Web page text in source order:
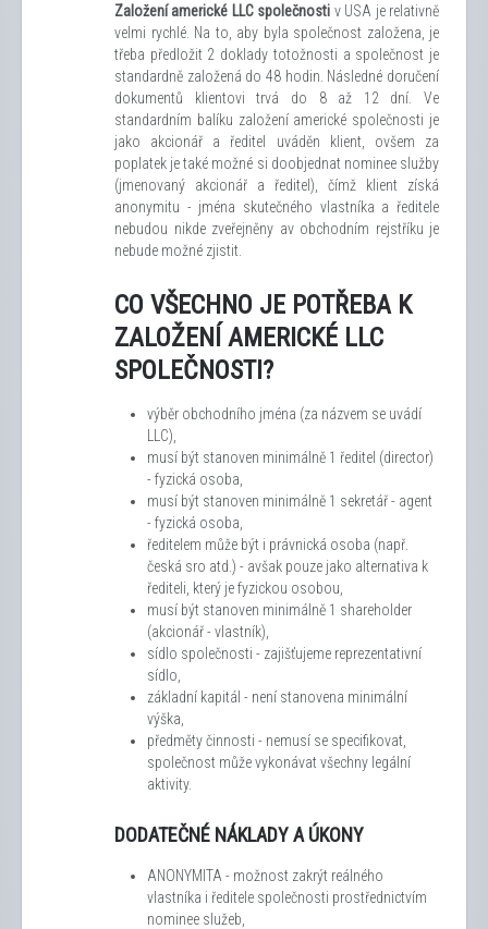
Založení americké LLC společnosti v USA je relativně
velmi rychlé. Na to, aby byla společnost založena, je
třeba předložit 2 doklady totožnosti a společnost je
standardně založená do 48 hodin. Následné doručení
dokumentů klientovi trvá do 8 až 12 dní. Ve
standardním balíku založení americké společnosti je
jako akcionář a ředitel uváděn klient, ovšem za
poplatek je také možné si doobjednat nominee služby
(jmenovaný akcionář a ředitel), čímž klient získá
anonymitu - jména skutečného vlastníka a ředitele
nebudou nikde zveřejněny av obchodním rejstříku je
nebude možné zjistit.
CO VŠECHNO JE POTŘEBA K
ZALOŽENÍ AMERICKÉ LLC
SPOLEČNOSTI?
výběr obchodního jména (za názvem se uvádí
LLC),
musí být stanoven minimálně 1 ředitel (director)
- fyzická osoba,
musí být stanoven minimálně 1 sekretář - agent
- fyzická osoba,
ředitelem může být i právnická osoba (např.
česká sro atd.) - avšak pouze jako alternativa k
řediteli, který je fyzickou osobou,
musí být stanoven minimálně 1 shareholder
(akcionář - vlastník),
sídlo společnosti - zajišťujeme reprezentativní
sídlo,
základní kapitál - není stanovena minimální
výška,
předměty činnosti - nemusí se specifikovat,
společnost může vykonávat všechny legální
aktivity.
DODATEČNÉ NÁKLADY A ÚKONY
ANONYMITA - možnost zakrýt reálného
vlastníka i ředitele společnosti prostřednictvím
nominee služeb,